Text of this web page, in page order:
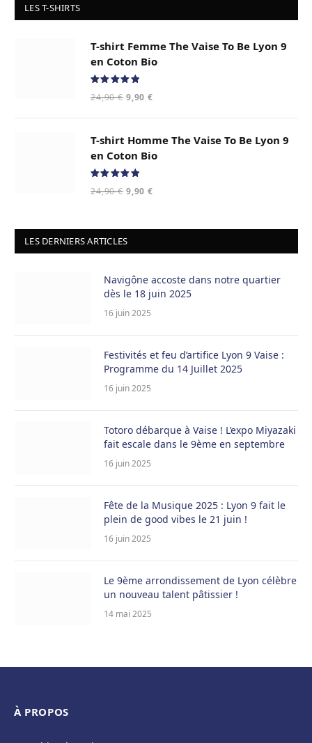
LES T-SHIRTS
T-shirt Femme The Vaise To Be Lyon 9
en Coton Bio
sur 5
24,90€ Le
était :
24,90 €.
9,90€Le
est :
9,90 €.
T-shirt Homme The Vaise To Be Lyon 9
en Coton Bio
sur 5
24,90€ Le
était :
24,90 €.
9,90€Le
est :
LES DERNIERS ARTICLES
Navigône accoste dans notre quartier
dès le 18 juin 2025
16 juin 2025
Festivités et feu d’artifice Lyon 9 Vaise :
Programme du 14 Juillet 2025
16 juin 2025
Totoro débarque à Vaise ! L’expo Miyazaki
fait escale dans le 9ème en septembre
16 juin 2025
Fête de la Musique 2025 : Lyon 9 fait le
plein de good vibes le 21 juin !
16 juin 2025
Le 9ème arrondissement de Lyon célèbre
un nouveau talent pâtissier !
14 mai 2025
À PROPOS